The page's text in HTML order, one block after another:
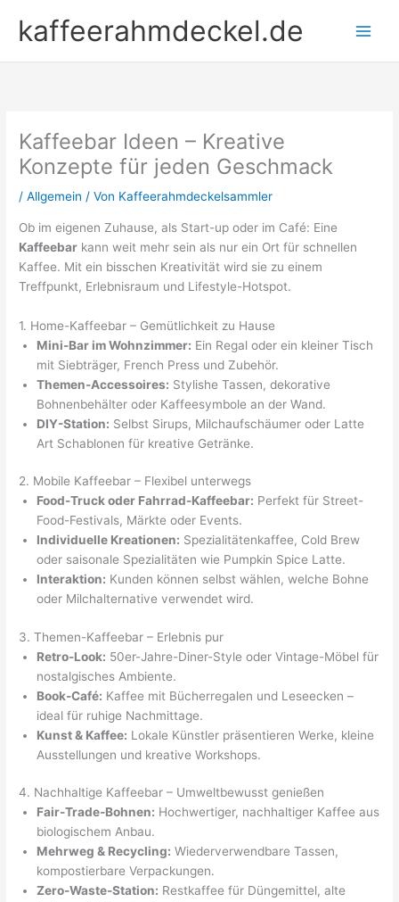
Inhaltkaffeerahmdeckel.de
Kaffeebar Ideen – Kreative
Konzepte für jeden Geschmack
/Allgemein / Von Kaffeerahmdeckelsammler
Ob im eigenen Zuhause, als Start-up oder im Café: Eine
Kaffeebar kann weit mehr sein als nur ein Ort für schnellen
Kaffee. Mit ein bisschen Kreativität wird sie zu einem
Treffpunkt, Erlebnisraum und Lifestyle-Hotspot.
1. Home-Kaffeebar – Gemütlichkeit zu Hause
Mini-Bar im Wohnzimmer: Ein Regal oder ein kleiner Tisch
mit Siebträger, French Press und Zubehör.
Themen-Accessoires: Stylishe Tassen, dekorative
Bohnenbehälter oder Kaffeesymbole an der Wand.
DIY-Station: Selbst Sirups, Milchaufschäumer oder Latte
Art Schablonen für kreative Getränke.
2. Mobile Kaffeebar – Flexibel unterwegs
Food-Truck oder Fahrrad-Kaffeebar: Perfekt für Street-
Food-Festivals, Märkte oder Events.
Individuelle Kreationen: Spezialitätenkaffee, Cold Brew
oder saisonale Spezialitäten wie Pumpkin Spice Latte.
Interaktion: Kunden können selbst wählen, welche Bohne
oder Milchalternative verwendet wird.
3. Themen-Kaffeebar – Erlebnis pur
Retro-Look: 50er-Jahre-Diner-Style oder Vintage-Möbel für
nostalgisches Ambiente.
Book-Café: Kaffee mit Bücherregalen und Leseecken –
ideal für ruhige Nachmittage.
Kunst & Kaffee: Lokale Künstler präsentieren Werke, kleine
Ausstellungen und kreative Workshops.
4. Nachhaltige Kaffeebar – Umweltbewusst genießen
Fair-Trade-Bohnen: Hochwertiger, nachhaltiger Kaffee aus
biologischem Anbau.
Mehrweg & Recycling: Wiederverwendbare Tassen,
kompostierbare Verpackungen.
Zero-Waste-Station: Restkaffee für Düngemittel, alte